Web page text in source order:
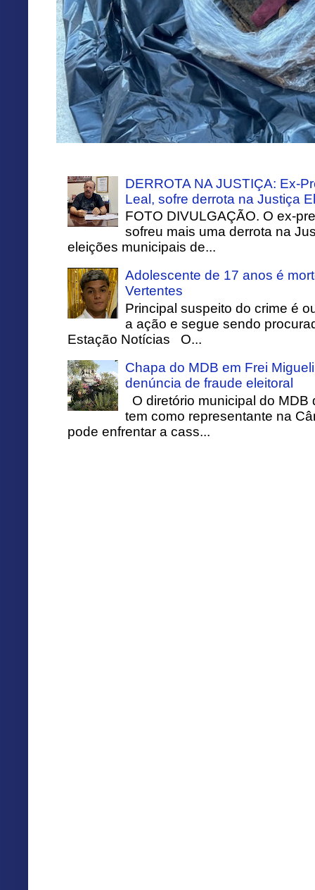
DERROTA NA JUSTIÇA: Ex-
Leal, sofre derrota na Justiça
FOTO DIVULGAÇÃO. O ex-
sofreu mais uma derrota na
eleições municipais de...
Adolescente de 17 anos é
Vertentes
Principal suspeito do crime é
a ação e segue sendo
Estação Notícias O...
Chapa do MDB em Frei
denúncia de fraude eleitoral
O diretório municipal do
tem como representante na
pode enfrentar a cass...